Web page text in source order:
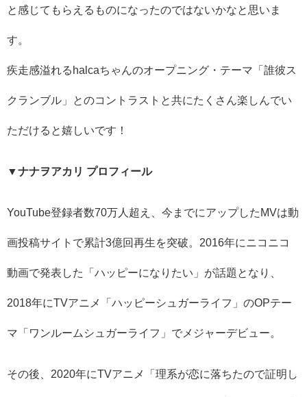
と感じてもらえるものになったのではないかなと思いま
す。
疾走感溢れるhalcaちゃんのオープニング・テーマ「誰彼ス
クランブル」とのコントラストと共にたくさん楽しんでい
ただけると嬉しいです！
▼ナナヲアカリ プロフィール
YouTube登録者数70万⼈超え、今までにアップしたMVは動
画投稿サイトで累計3億回再⽣を突破。2016年にニコニコ
動画で発表した「ハッピーになりたい」が話題となり、
2018年にTVアニメ「ハッピーシュガーライフ」のOPテー
マ「ワンルームシュガーライフ」でメジャーデビュー。
その後、2020年にTVアニメ「理系が恋に落ちたので証明し